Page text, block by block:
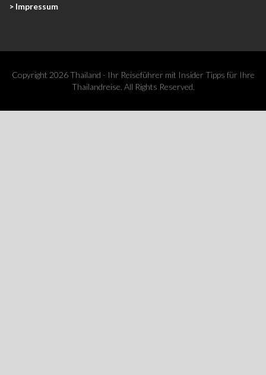
> Impressum
Copyright 2026 Thailand - Ihr Reiseführer mit Insider Tipps für Ihre
Thailandreise. All Rights Reserved.